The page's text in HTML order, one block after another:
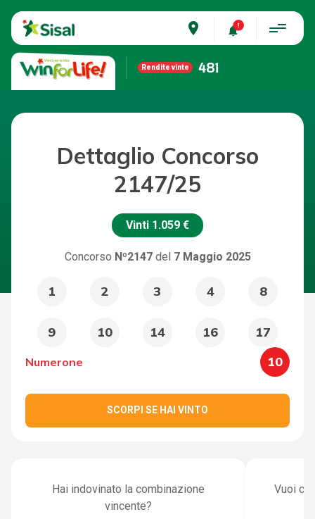
place
Rendite vinte 481
Dettaglio Concorso
2147/25
Vinti 1.059 €
Concorso Nº2147del 7 Maggio 2025
1 2 3 4 8
9 10 14 16 17
Numerone 10
SCORPI SE HAI VINTO
Hai indovinato la combinazione
vincente?
Vuoi